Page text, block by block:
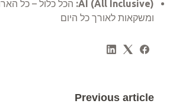
AI (All Inclusive): הכל כלול – כל
ומשקאות לאורך כל היום
Previous article